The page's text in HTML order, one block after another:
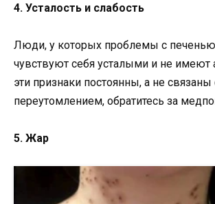
4. Усталость и слабость
Люди, у которых проблемы с
чувствуют себя усталыми и не имеют
эти признаки постоянны, а не
переутомлением, обратитесь за
5. Жар